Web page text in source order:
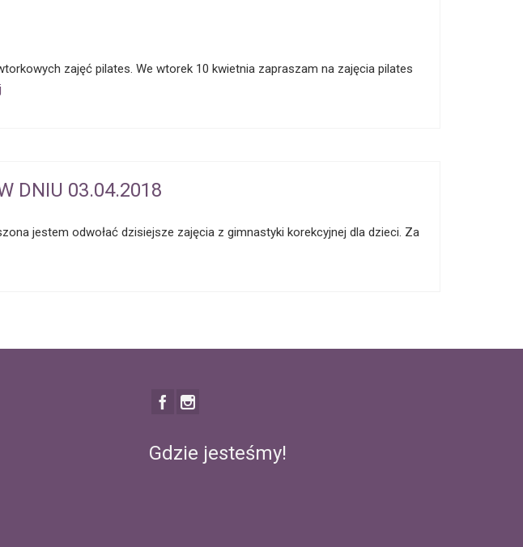
zajęć pilates. We wtorek 10 kwietnia zapraszam na zajęcia pilates
DNIU 03.04.2018
jestem odwołać dzisiejsze zajęcia z gimnastyki korekcyjnej dla dzieci. Za
Gdzie jesteśmy!